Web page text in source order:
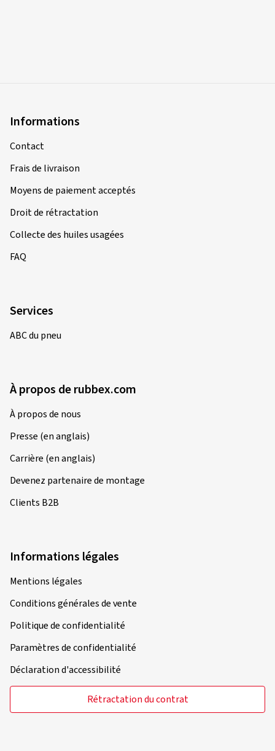
Informations
Contact
Frais de livraison
Moyens de paiement acceptés
Droit de rétractation
Collecte des huiles usagées
FAQ
Services
ABC du pneu
À propos de rubbex.com
À propos de nous
Presse (en anglais)
Carrière (en anglais)
Devenez partenaire de montage
Clients B2B
Informations légales
Mentions légales
Conditions générales de vente
Politique de confidentialité
Paramètres de confidentialité
Déclaration d'accessibilité
Rétractation du contrat